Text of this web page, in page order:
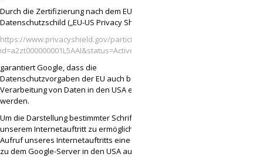
Durch die Zertifizierung nach dem EU-US-
Datenschutzschild („EU-US Privacy Shield“)
https://www.privacyshield.gov/participant?
id=a2zt000000001L5AAI&status=Active
garantiert Google, dass die
Datenschutzvorgaben der EU auch bei der
Verarbeitung von Daten in den USA eingehalten
werden.
Um die Darstellung bestimmter Schriften in
unserem Internetauftritt zu ermöglichen, wird bei
Aufruf unseres Internetauftritts eine Verbindung
zu dem Google-Server in den USA aufgebaut.